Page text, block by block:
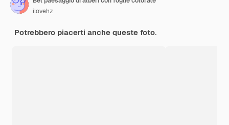
ilovehz
Potrebbero piacerti anche queste foto.